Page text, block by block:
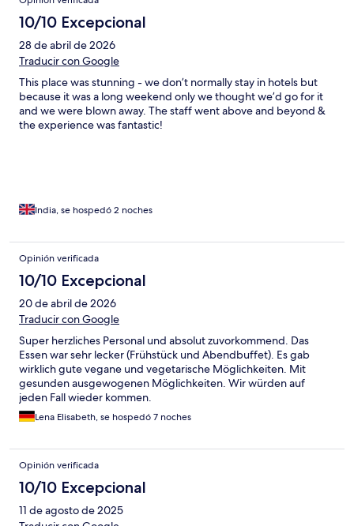
10/10 Excepcional
28 de abril de 2026
Traducir con Google
This place was stunning - we don’t normally stay in hotels but
because it was a long weekend only we thought we’d go for it
and we were blown away. The staff went above and beyond &
the experience was fantastic!
India, se hospedó 2 noches
Opinión verificada
10/10 Excepcional
20 de abril de 2026
Traducir con Google
Super herzliches Personal und absolut zuvorkommend. Das
Essen war sehr lecker (Frühstück und Abendbuffet). Es gab
wirklich gute vegane und vegetarische Möglichkeiten. Mit
gesunden ausgewogenen Möglichkeiten. Wir würden auf
jeden Fall wieder kommen.
Lena Elisabeth, se hospedó 7 noches
Opinión verificada
10/10 Excepcional
11 de agosto de 2025